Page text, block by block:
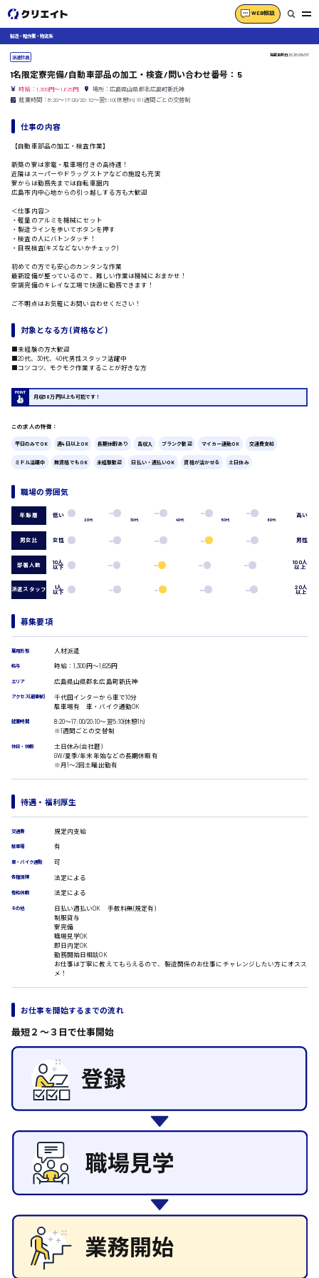
WEB相談
製造・軽作業・物流系
組立、加工
検品・包装・箱詰め
軽作業
介護職
看護師
オフィスワーク系
貿易事務
データ入力
コールセンターオペレーター
一般事務
経理事務
営業事務
医療事務
翻訳、通訳
IT・クリエイティブ系
CADオペレーター
校正・編集
システムエンジニア
カスタマーエンジニア
販売・サービス・フード系
経営企画
レジ
ラウンダー営業
ルート営業
その他の専門職
清掃
自動車整備士
配送・ドライバー
広島市中区
広島市安佐南区
広島市安佐北区
廿日市市
東広島市
安芸高田市
安芸郡
時給1200円～
時給1500円以上
時給制すべて
日給8000円～
日給10000円以上
製造・軽作業・物流系
派遣社員 掲載更新日2026/08/07
1名限定寮完備/自動車部品の加工・検査/問い合わせ番号：5
時給：1,300円～1,625円
場所：広島県山県郡北広島町新氏神
就業時間：8:20〜17:00/20:10〜翌5:10(休憩1h) ※1週間ごとの交替制
仕事の内容
【自動車部品の加工・検査作業】
新築の寮は家電・駐車場付きの高待遇！
近隣はスーパーやドラッグストアなどの施設も充実
寮からは勤務先までは自転車圏内
広島市内中心地からの引っ越しする方も大歓迎
＜仕事内容＞
・軽量のアルミを機械にセット
・製造ラインを歩いてボタンを押す
・検査の人にバトンタッチ！
・目視検査(キズなどないかチェック)
初めての方でも安心のカンタンな作業
最新設備が整っているので、難しい作業は機械におまかせ！
空調完備のキレイな工場で快適に勤務できます！
ご不明点はお気軽にお問い合わせください！
対象となる方 (資格など)
■未経験の方大歓迎
■20代、30代、40代男性スタッフ活躍中
■コツコツ、モクモク作業することが好きな方
月収30万円以上も可能です！
この求人の特徴：
平日のみでOK 週4日以上OK 長期休暇あり 高収入 ブランク歓迎 マイカー通勤OK 交通費支給
ミドル活躍中 無資格でもOK 未経験歓迎 日払い・週払いOK 資格が活かせる 土日休み
職場の雰囲気
年齢層 低い
20代 30代 40代 50代 60代
高い
男女比 女性 男性
部署人数 10人
以下
100人
以上
派遣スタッフ 1人
以下
20人
以上
募集要項
雇用形態 人材派遣
給与 時給：1,300円～1,625円
エリア 広島県山県郡北広島町新氏神
アクセス(最寄駅)
千代田インターから車で10分
駐車場有 車・バイク通勤OK
就業時間
8:20〜17:00/20:10〜翌5:10(休憩1h)
※1週間ごとの交替制
休日・休暇
土日休み(会社暦)
GW/夏季/年末年始などの長期休暇有
※月1〜2回土曜出勤有
待遇・福利厚生
交通費 規定内支給
駐車場 有
車・バイク通勤 可
各種保険 法定による
有給休暇 法定による
その他
日払い週払いOK 手数料無(規定有)
制服貸与
寮完備
職場見学OK
即日内定OK
勤務開始日相談OK
お仕事は丁寧に教えてもらえるので、製造関係のお仕事にチャレンジしたい方にオスス
メ！
お仕事を開始するまでの流れ
最短２〜３日で仕事開始